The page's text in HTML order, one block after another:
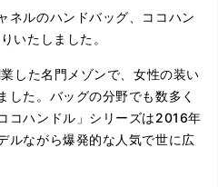
ネルのハンドバッグ、ココハン
いたしました。
した名門メゾンで、女性の装い
した。バッグの分野でも数多く
コハンドル」シリーズは2016年
ルながら爆発的な人気で世に広